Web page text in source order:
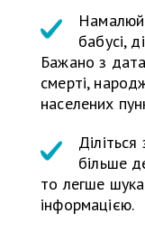
бабусі,
Бажано з
смерті,
населених
більше
то легше
інформацією.